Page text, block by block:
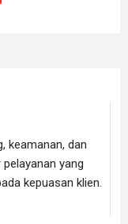
keamanan, dan
yang
kepuasan klien.